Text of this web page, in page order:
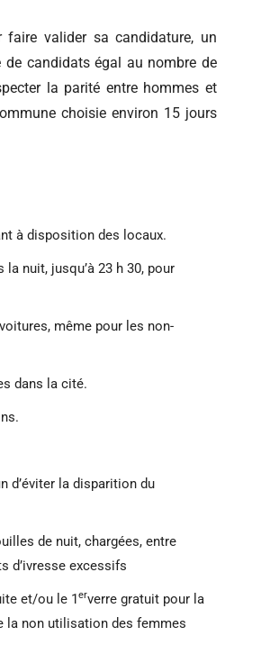
faire valider sa candidature, un
candidats égal au nombre de
la parité entre hommes et
choisie environ 15 jours
à disposition des locaux.
nuit, jusqu’à 23 h 30, pour
même pour les non-
dans la cité.
d’éviter la disparition du
de nuit, chargées, entre
d’ivresse excessifs
et/ou le 1erverre gratuit pour la
la non utilisation des femmes